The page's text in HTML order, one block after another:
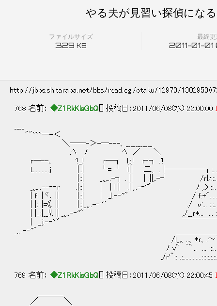
ファイルサイズ
329 KB
最終
2011-01-
やる夫が見習い探偵にな
http://jbbs.shitaraba.net/bbs/read.cgi/otaku/12973/
768 名前： ◆Z1RkKisGbQ [] 投稿日：2011/06/08(水) 22:00:00
""''''''─-＜
＼──-＞-─---、___________
.ﾍ / ﾍ ／ ＼
ｒ─--、 '!_,! ｒ─┐ l,:,! ｒ‐┐ .'!
L..........ｊ |::| └= ┘ ｌ|| 二、 .
|::| _,,,...-┐ . || | :||,.-┘ /ｒﾚ
_,,,...--‐‐ｒ .|::| | | ｌ|| .||,..-‐''" . /
| ｆｌ |ヾ､ || |::| | ,｣.-‐''" / ｆ
| |:|:|=《. || |::|_,,..-‐''" ./ ｖ'...
| |｣:|__ﾘ..|| _,,..-‐''" ,/__ｒ*... ...
| _,ｊ.-‐''" ￣￣￣￣￣￣￣￣￣
_,,..-‐''" ＿＿＿＿＿＿＿＿＿＿
/ｌ_,、..、*ｒ、.～`－、 ,.。 、
/ ｖ~ ｀＾... ... :::..:......⌒～'~... ...
,/ｒ'＾:::..:.............:::::.:.::.::.::::::: ...
769 名前： ◆Z1RkKisGbQ [] 投稿日：2011/06/08(水) 22:00:45
／ ＼